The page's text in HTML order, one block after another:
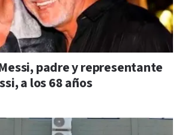
padre y representante
a los 68 años